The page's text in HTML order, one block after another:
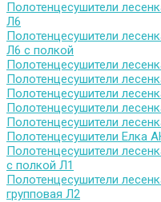
Полотенцесушители
Л6
Полотенцесушители
Л6 с полкой
Полотенцесушители
Полотенцесушители
Полотенцесушители
Полотенцесушители
Полотенцесушители
Полотенцесушители Елка
Полотенцесушители
с полкой Л1
Полотенцесушители
групповая Л2